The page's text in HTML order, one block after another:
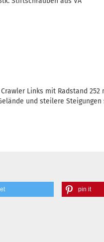
Links mit Radstand
und steilere
pin it